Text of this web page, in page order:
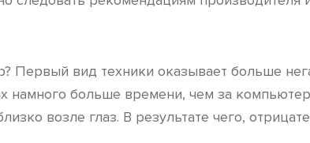
вид техники оказывает больше
намного больше времени, чем за
возле глаз. В результате чего,